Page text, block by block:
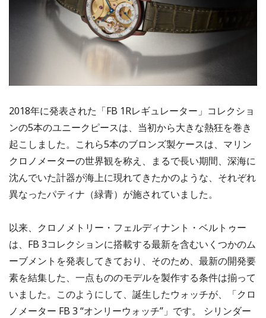
2018年に発表された「FB 1Rレギュレーター」コレクショ
ンの5本のユニークピースは、当初から大きな熱狂を巻き
起こしました。これら5本のブロンズ製ケースは、マリン
クロノメーターの世界観を称え、まるで長い期間、深海に
沈んでいた計器が海上に現れてきたかのような、それぞれ
異なったパティナ（緑青）が施されていました。
以来、クロノメトリー・フェルディナント・ベルトゥー
は、FB 3コレクションに搭載する最新を含むいくつかのム
ーブメントを発表してきており、そのため、最新の開発要
素を結集した、一点もののモデルを製作する条件は揃って
いました。このようにして、誕生したウォッチが、「クロ
ノメーター FB 3 “オンリーウォッチ”」です。 シリンダー